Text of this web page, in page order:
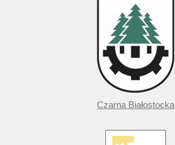
Czarna Białostocka